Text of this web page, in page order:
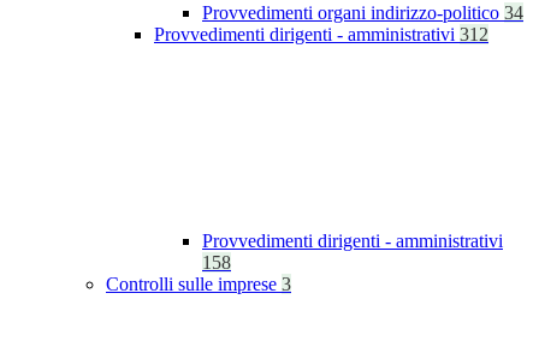
Provvedimenti organi indirizzo-politico 34
Provvedimenti dirigenti - amministrativi 312
Provvedimenti dirigenti - amministrativi
158
Controlli sulle imprese 3